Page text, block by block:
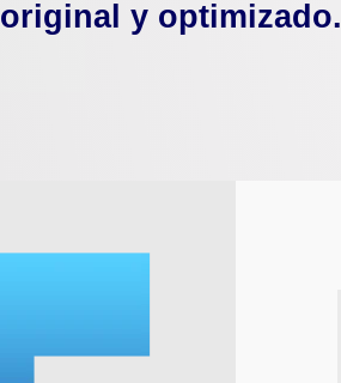
original y optimizado.